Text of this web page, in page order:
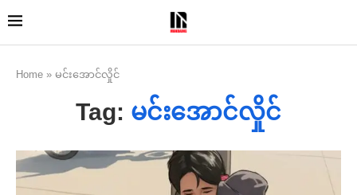
Home » မင်းအောင်လှိုင်
Tag: မင်းအောင်လှိုင်